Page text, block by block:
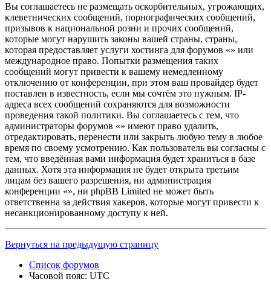
Вы соглашаетесь не размещать оскорбительных, угрожающих,
клеветнических сообщений, порнографических сообщений,
призывов к национальной розни и прочих сообщений,
которые могут нарушить законы вашей страны, страны,
которая предоставляет услуги хостинга для форумов «» или
международное право. Попытки размещения таких
сообщений могут привести к вашему немедленному
отключению от конференции, при этом ваш провайдер будет
поставлен в известность, если мы сочтём это нужным. IP-
адреса всех сообщений сохраняются для возможности
проведения такой политики. Вы соглашаетесь с тем, что
администраторы форумов «» имеют право удалить,
отредактировать, перенести или закрыть любую тему в любое
время по своему усмотрению. Как пользователь вы согласны с
тем, что введённая вами информация будет храниться в базе
данных. Хотя эта информация не будет открыта третьим
лицам без вашего разрешения, ни администрация
конференции «», ни phpBB Limited не может быть
ответственна за действия хакеров, которые могут привести к
несанкционированному доступу к ней.
Вернуться на предыдущую страницу
Список форумов
Часовой пояс: UTC